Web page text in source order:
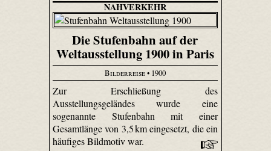
NAHVERKEHR
Die Stufenbahn auf der
Weltausstellung 1900 in Paris
Bilderreise• 1900
Zur Erschließung des
Ausstellungsgeländes wurde eine
sogenannte Stufenbahn mit einer
Gesamtlänge von 3,5 km eingesetzt, die ein
häufiges Bildmotiv war.